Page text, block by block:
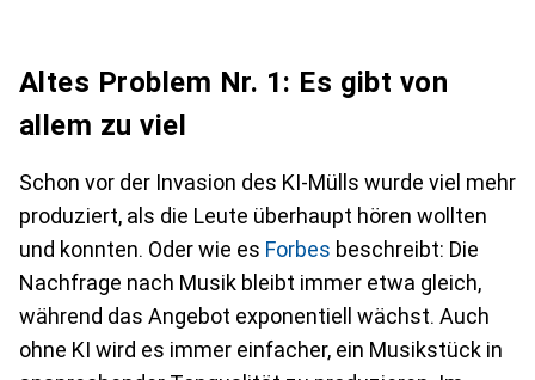
Altes Problem Nr. 1: Es gibt von
allem zu viel
Schon vor der Invasion des KI-Mülls wurde viel mehr
produziert, als die Leute überhaupt hören wollten
und konnten. Oder wie es Forbes beschreibt: Die
Nachfrage nach Musik bleibt immer etwa gleich,
während das Angebot exponentiell wächst. Auch
ohne KI wird es immer einfacher, ein Musikstück in